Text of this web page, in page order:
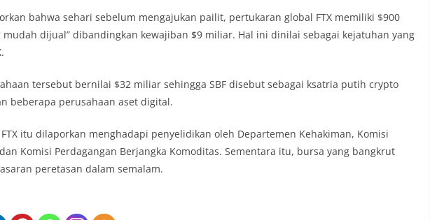
bahwa sehari sebelum mengajukan pailit, pertukaran global FTX memiliki $900
mudah dijual” dibandingkan kewajiban $9 miliar. Hal ini dinilai sebagai kejatuhan yang
tersebut bernilai $32 miliar sehingga SBF disebut sebagai ksatria putih crypto
beberapa perusahaan aset digital.
itu dilaporkan menghadapi penyelidikan oleh Departemen Kehakiman, Komisi
Komisi Perdagangan Berjangka Komoditas. Sementara itu, bursa yang bangkrut
peretasan dalam semalam.